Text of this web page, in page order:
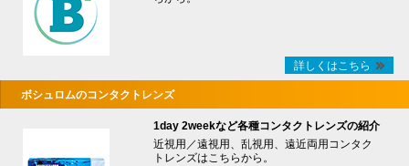
詳しくはこちら
ボシュロムのコンタクトレンズ
1day 2weekなど各種コンタクトレンズの紹介
近視用／遠視用、乱視用、遠近両用コンタク
トレンズはこちらから。